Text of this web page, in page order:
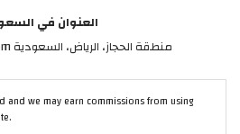
العنوان في
منطقة الحجاز، الرياض، السعودية saudi@alcoupon.com
and we may earn commissions from using